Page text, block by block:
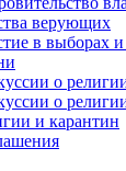
верующих
в выборах
о
о
и карантин